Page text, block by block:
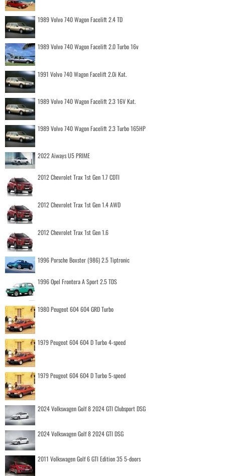
1989 Volvo 740 Wagon Facelift 2.4 TD
1989 Volvo 740 Wagon Facelift 2.0 Turbo 16v
1991 Volvo 740 Wagon Facelift 2.0i Kat.
1989 Volvo 740 Wagon Facelift 2.3 16V Kat.
1989 Volvo 740 Wagon Facelift 2.3 Turbo 165HP
2022 Aiways U5 PRIME
2012 Chevrolet Trax 1st Gen 1.7 CDTI
2012 Chevrolet Trax 1st Gen 1.4 AWD
2012 Chevrolet Trax 1st Gen 1.6
1996 Porsche Boxster (986) 2.5 Tiptronic
1996 Opel Frontera A Sport 2.5 TDS
1980 Peugeot 604 604 GRD Turbo
1979 Peugeot 604 604 D Turbo 4-speed
1979 Peugeot 604 604 D Turbo 5-speed
2024 Volkswagen Golf 8 2024 GTI Clubsport DSG
2024 Volkswagen Golf 8 2024 GTI DSG
2011 Volkswagen Golf 6 GTI Edition 35 5-doors